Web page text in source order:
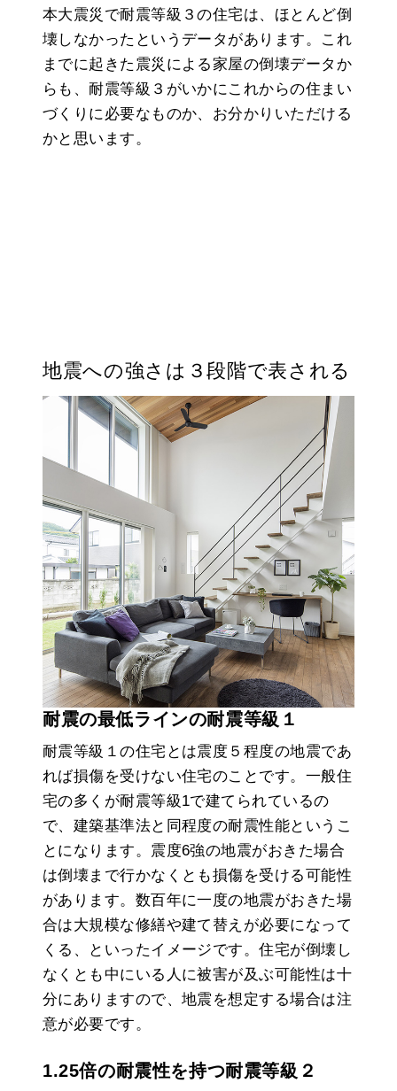
本大震災で耐震等級３の住宅は、ほとんど倒
壊しなかったというデータがあります。これ
までに起きた震災による家屋の倒壊データか
らも、耐震等級３がいかにこれからの住まい
づくりに必要なものか、お分かりいただける
かと思います。
地震への強さは３段階で表される
耐震の最低ラインの耐震等級１
耐震等級１の住宅とは震度５程度の地震であ
れば損傷を受けない住宅のことです。一般住
宅の多くが耐震等級1で建てられているの
で、建築基準法と同程度の耐震性能というこ
とになります。震度6強の地震がおきた場合
は倒壊まで行かなくとも損傷を受ける可能性
があります。数百年に一度の地震がおきた場
合は大規模な修繕や建て替えが必要になって
くる、といったイメージです。住宅が倒壊し
なくとも中にいる人に被害が及ぶ可能性は十
分にありますので、地震を想定する場合は注
意が必要です。
1.25倍の耐震性を持つ耐震等級２